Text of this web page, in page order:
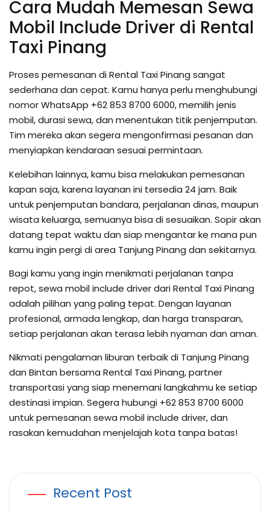
Cara Mudah Memesan Sewa
Mobil Include Driver di Rental
Taxi Pinang
Proses pemesanan di Rental Taxi Pinang sangat
sederhana dan cepat. Kamu hanya perlu menghubungi
nomor WhatsApp +62 853 8700 6000, memilih jenis
mobil, durasi sewa, dan menentukan titik penjemputan.
Tim mereka akan segera mengonfirmasi pesanan dan
menyiapkan kendaraan sesuai permintaan.
Kelebihan lainnya, kamu bisa melakukan pemesanan
kapan saja, karena layanan ini tersedia 24 jam. Baik
untuk penjemputan bandara, perjalanan dinas, maupun
wisata keluarga, semuanya bisa di sesuaikan. Sopir akan
datang tepat waktu dan siap mengantar ke mana pun
kamu ingin pergi di area Tanjung Pinang dan sekitarnya.
Bagi kamu yang ingin menikmati perjalanan tanpa
repot, sewa mobil include driver dari Rental Taxi Pinang
adalah pilihan yang paling tepat. Dengan layanan
profesional, armada lengkap, dan harga transparan,
setiap perjalanan akan terasa lebih nyaman dan aman.
Nikmati pengalaman liburan terbaik di Tanjung Pinang
dan Bintan bersama Rental Taxi Pinang, partner
transportasi yang siap menemani langkahmu ke setiap
destinasi impian. Segera hubungi +62 853 8700 6000
untuk pemesanan sewa mobil include driver, dan
rasakan kemudahan menjelajah kota tanpa batas!
Recent Post